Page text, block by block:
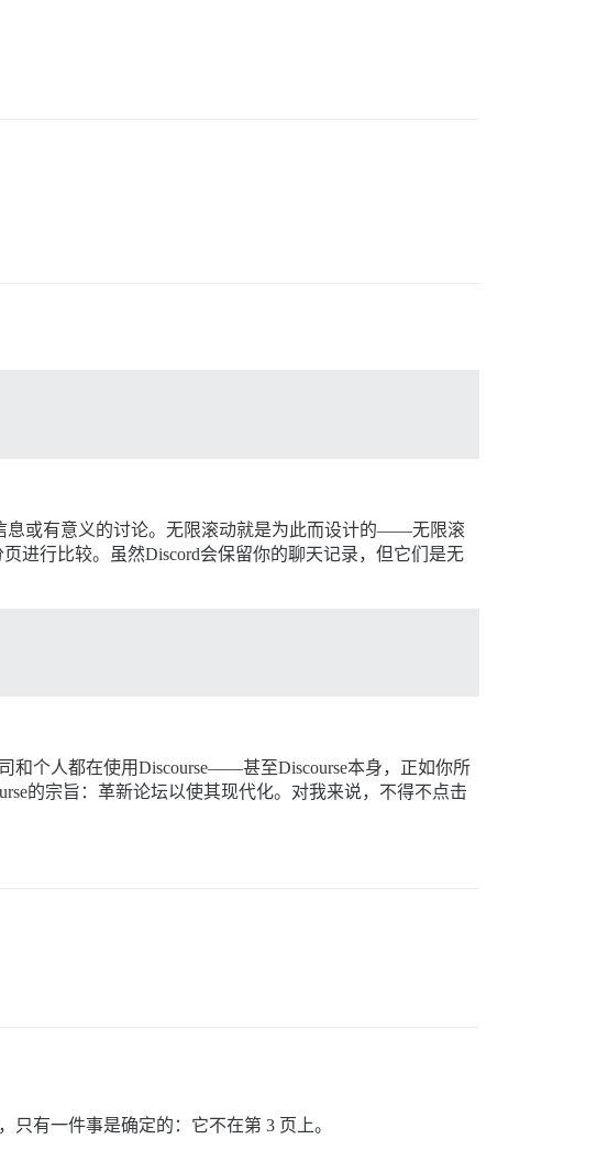
息或有意义的讨论。无限滚动就是为此而设计的——无限滚
进行比较。虽然Discord会保留你的聊天记录，但它们是无
个人都在使用Discourse——甚至Discourse本身，正如你所
的宗旨：革新论坛以使其现代化。对我来说，不得不点击
有一件事是确定的：它不在第 3 页上。